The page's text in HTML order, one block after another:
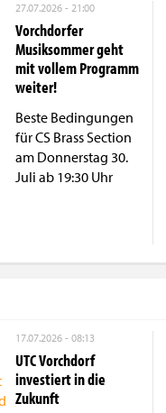
27.07.2026 - 21:00
Vorchdorfer
Musiksommer geht
mit vollem Programm
weiter!
Beste Bedingungen
für CS Brass Section
am Donnerstag 30.
Juli ab 19:30 Uhr
17.07.2026 - 08:13
UTC Vorchdorf
investiert in die
Zukunft